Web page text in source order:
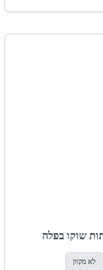
שוקו בפלה
לא מקוון